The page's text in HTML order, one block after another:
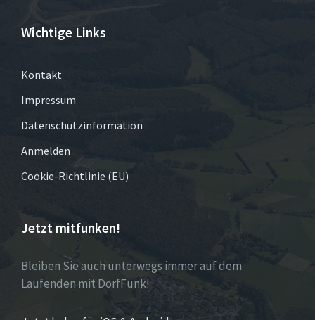
Wichtige Links
Kontakt
Impressum
Datenschutzinformation
Anmelden
Cookie-Richtlinie (EU)
Jetzt mitfunken!
Bleiben Sie auch unterwegs immer auf dem
Laufenden mit DorfFunk!